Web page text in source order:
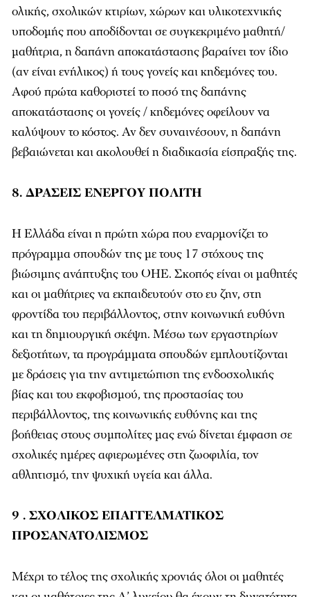
ολικής, σχολικών κτιρίων, χώρων και υλικοτεχνικής
υποδομής που αποδίδονται σε συγκεκριμένο μαθητή/
μαθήτρια, η δαπάνη αποκατάστασης βαραίνει τον ίδιο
(αν είναι ενήλικος) ή τους γονείς και κηδεμόνες του.
Αφού πρώτα καθοριστεί το ποσό της δαπάνης
αποκατάστασης οι γονείς / κηδεμόνες οφείλουν να
καλύψουν το κόστος. Αν δεν συναινέσουν, η δαπάνη
βεβαιώνεται και ακολουθεί η διαδικασία είσπραξής της.
8. ΔΡΑΣΕΙΣ ΕΝΕΡΓΟΥ ΠΟΛΙΤΗ
Η Ελλάδα είναι η πρώτη χώρα που εναρμονίζει το
πρόγραμμα σπουδών της με τους 17 στόχους της
βιώσιμης ανάπτυξης του ΟΗΕ. Σκοπός είναι οι μαθητές
και οι μαθήτριες να εκπαιδευτούν στο ευ ζην, στη
φροντίδα του περιβάλλοντος, στην κοινωνική ευθύνη
και τη δημιουργική σκέψη. Μέσω των εργαστηρίων
δεξιοτήτων, τα προγράμματα σπουδών εμπλουτίζονται
με δράσεις για την αντιμετώπιση της ενδοσχολικής
βίας και του εκφοβισμού, της προστασίας του
περιβάλλοντος, της κοινωνικής ευθύνης και της
βοήθειας στους συμπολίτες μας ενώ δίνεται έμφαση σε
σχολικές ημέρες αφιερωμένες στη ζωοφιλία, τον
αθλητισμό, την ψυχική υγεία και άλλα.
9 . ΣΧΟΛΙΚΟΣ ΕΠΑΓΓΕΛΜΑΤΙΚΟΣ
ΠΡΟΣΑΝΑΤΟΛΙΣΜΟΣ
Μέχρι το τέλος της σχολικής χρονιάς όλοι οι μαθητές